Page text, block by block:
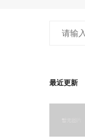
最近更新